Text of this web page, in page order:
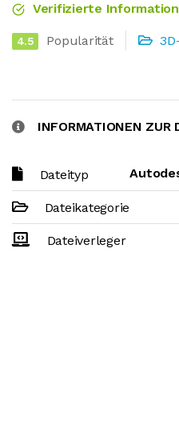
Verifizierte
4.5 Popularität
INFORMATIONEN ZUR
Dateityp
Dateikategorie
Dateiverleger